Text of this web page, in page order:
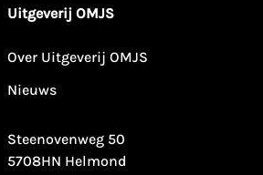
Uitgeverij OMJS
Over Uitgeverij OMJS
Nieuws
Steenovenweg 50
5708HN Helmond